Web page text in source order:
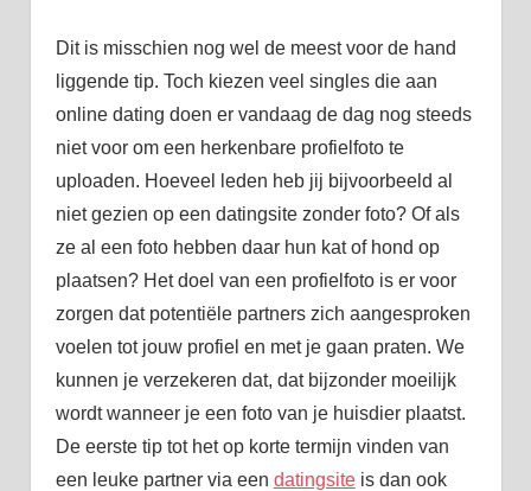
Dit is misschien nog wel de meest voor de hand
liggende tip. Toch kiezen veel singles die aan
online dating doen er vandaag de dag nog steeds
niet voor om een herkenbare profielfoto te
uploaden. Hoeveel leden heb jij bijvoorbeeld al
niet gezien op een datingsite zonder foto? Of als
ze al een foto hebben daar hun kat of hond op
plaatsen? Het doel van een profielfoto is er voor
zorgen dat potentiële partners zich aangesproken
voelen tot jouw profiel en met je gaan praten. We
kunnen je verzekeren dat, dat bijzonder moeilijk
wordt wanneer je een foto van je huisdier plaatst.
De eerste tip tot het op korte termijn vinden van
een leuke partner via een datingsiteis dan ook